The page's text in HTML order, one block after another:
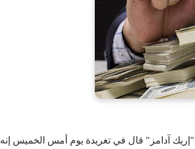
"إريك آدامز" قال في تغريدة يوم أمس الخميس إنه